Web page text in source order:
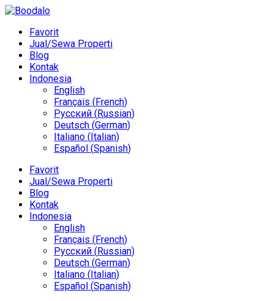
Favorit
Jual/Sewa Properti
Blog
Kontak
Indonesia
English
Français (French)
Русский (Russian)
Deutsch (German)
Italiano (Italian)
Español (Spanish)
Favorit
Jual/Sewa Properti
Blog
Kontak
Indonesia
English
Français (French)
Русский (Russian)
Deutsch (German)
Italiano (Italian)
Español (Spanish)